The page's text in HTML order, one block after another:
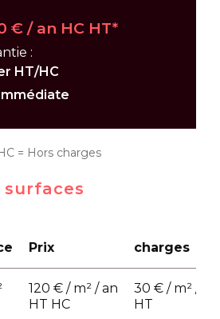
€ / an HC HT*
:
HT/HC
= Hors charges
surfaces
Prix charges
120 € / m² / an
HT HC
30 € / m² / an
HT